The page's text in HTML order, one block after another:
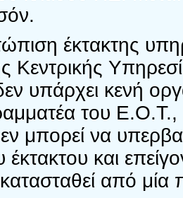
έκτακτης
Κεντρικής
υπάρχει κενή
του
μπορεί να
και
από